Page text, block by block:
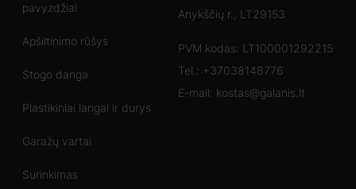
pavyzdžiai
Apšiltinimo rūšys
Stogo danga
Plastikiniai langai ir durys
Garažų vartai
Surinkimas
Anykščių r., LT29153
PVM kodas: LT100001292215
Tel.: +37038148776
E-mail: kostas@galanis.lt